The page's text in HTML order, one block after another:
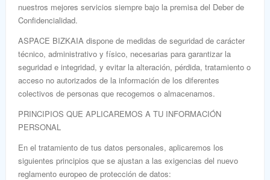
nuestros mejores servicios siempre bajo la premisa del Deber de
Confidencialidad.
ASPACE BIZKAIA dispone de medidas de seguridad de carácter
técnico, administrativo y físico, necesarias para garantizar la
seguridad e integridad, y evitar la alteración, pérdida, tratamiento o
acceso no autorizados de la información de los diferentes
colectivos de personas que recogemos o almacenamos.
PRINCIPIOS QUE APLICAREMOS A TU INFORMACIÓN
PERSONAL
En el tratamiento de tus datos personales, aplicaremos los
siguientes principios que se ajustan a las exigencias del nuevo
reglamento europeo de protección de datos: